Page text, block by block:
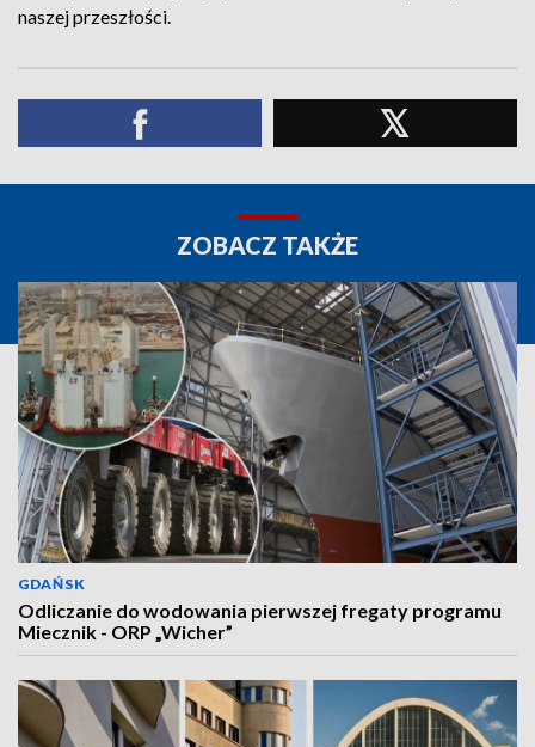
naszej przeszłości.
ZOBACZ TAKŻE
GDAŃSK
Odliczanie do wodowania pierwszej fregaty programu
Miecznik - ORP „Wicher”